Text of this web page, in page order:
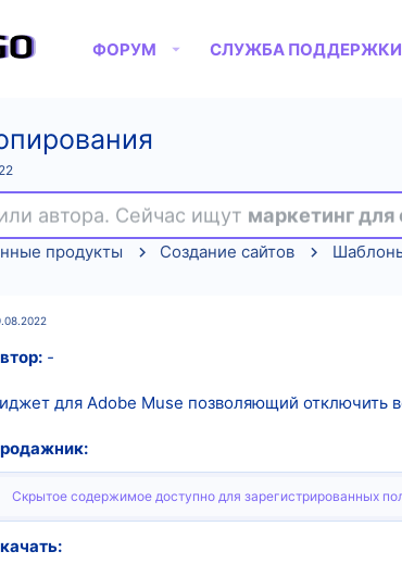
ФОРУМ СЛУЖБА ПОДДЕРЖКИ
автора. Сейчас ищут маркетинг для
продукты Создание сайтов
-
для Adobe Muse позволяющий отключить
Скрытое содержимое доступно для зарегистрированных